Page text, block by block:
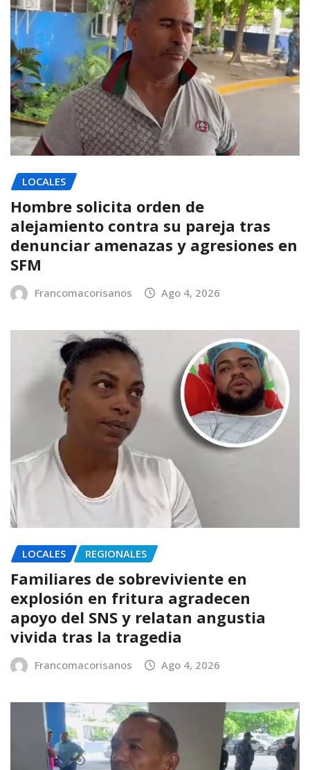
LOCALES
Hombre solicita orden de
alejamiento contra su pareja tras
denunciar amenazas y agresiones en
SFM
Francomacorisanos Ago 4, 2026
LOCALES REGIONALES
Familiares de sobreviviente en
explosión en fritura agradecen
apoyo del SNS y relatan angustia
vivida tras la tragedia
Francomacorisanos Ago 4, 2026